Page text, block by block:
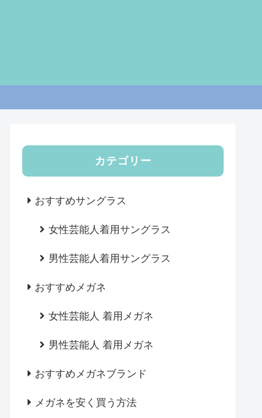
カテゴリー
おすすめサングラス
女性芸能人着用サングラス
男性芸能人着用サングラス
おすすめメガネ
女性芸能人 着用メガネ
男性芸能人 着用メガネ
おすすめメガネブランド
メガネを安く買う方法